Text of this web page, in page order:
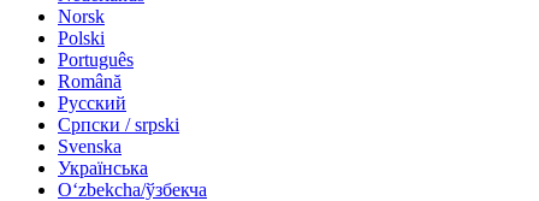
Norsk
Polski
Português
Română
Русский
Српски / srpski
Svenska
Українська
Oʻzbekcha/ўзбекча